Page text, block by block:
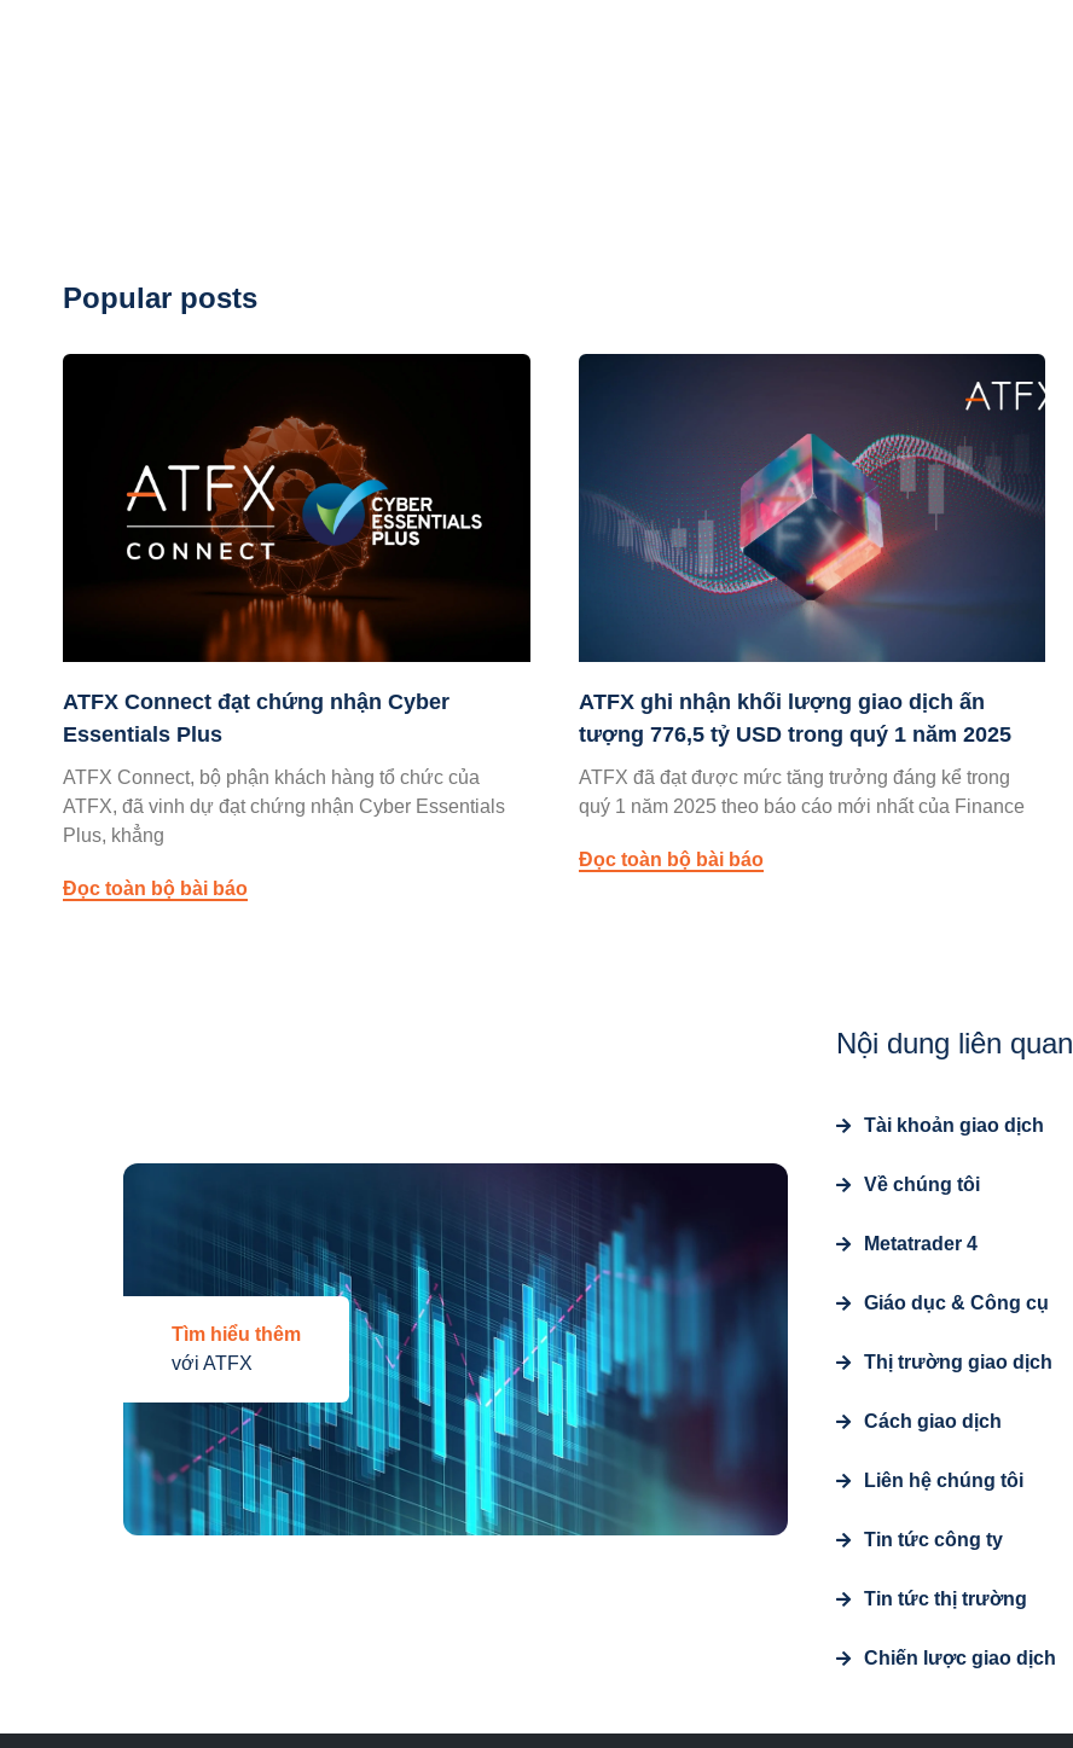
Popular posts
ATFX Connect đạt chứng nhận Cyber
Essentials Plus
ATFX Connect, bộ phận khách hàng tổ chức của
ATFX, đã vinh dự đạt chứng nhận Cyber Essentials
Plus, khẳng
Đọc toàn bộ bài báo
ATFX ghi nhận khối lượng giao dịch ấn
tượng 776,5 tỷ USD trong quý 1 năm 2025
ATFX đã đạt được mức tăng trưởng đáng kể trong
quý 1 năm 2025 theo báo cáo mới nhất của Finance
Đọc toàn bộ bài báo
Tìm hiểu thêm
với ATFX
Nội dung liên quan
Tài khoản giao dịch
Về chúng tôi
Metatrader 4
Giáo dục & Công cụ
Thị trường giao dịch
Cách giao dịch
Liên hệ chúng tôi
Tin tức công ty
Tin tức thị trường
Chiến lược giao dịch